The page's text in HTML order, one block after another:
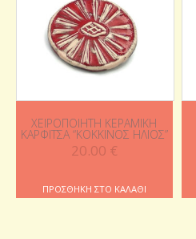
ΧΕΙΡΟΠΟΊΗΤΗ ΚΕΡΑΜΙΚΉ
ΚΑΡΦΊΤΣΑ “ΚΌΚΚΙΝΟΣ ΉΛΙΟΣ”
20.00 €
ΠΡΟΣΘΉΚΗ ΣΤΟ ΚΑΛΆΘΙ